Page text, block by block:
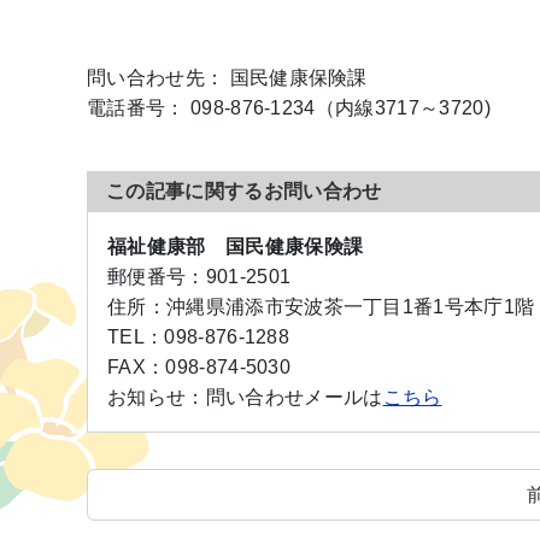
問い合わせ先： 国民健康保険課
電話番号： 098-876-1234（内線3717～3720)
この記事に関するお問い合わせ
福祉健康部 国民健康保険課
郵便番号： 901-2501
住所： 沖縄県浦添市安波茶一丁目1番1号本庁1階
TEL：098-876-1288
FAX：098-874-5030
お知らせ： 問い合わせメールは こちら